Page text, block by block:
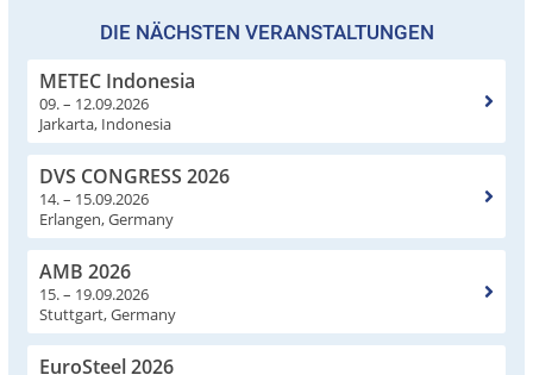
DIE NÄCHSTEN VERANSTALTUNGEN
METEC Indonesia
09. – 12.09.2026
Jarkarta, Indonesia
DVS CONGRESS 2026
14. – 15.09.2026
Erlangen, Germany
AMB 2026
15. – 19.09.2026
Stuttgart, Germany
EuroSteel 2026